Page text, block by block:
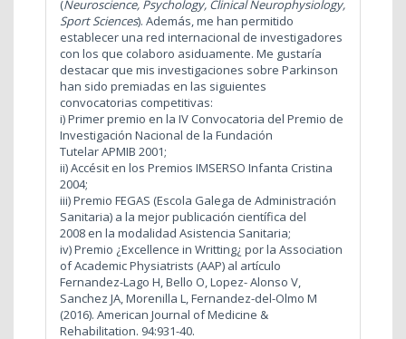
(Neuroscience, Psychology, Clinical Neurophysiology,
Sport Sciences). Además, me han permitido
establecer una red internacional de investigadores
con los que colaboro asiduamente. Me gustaría
destacar que mis investigaciones sobre Parkinson
han sido premiadas en las siguientes
convocatorias competitivas:
i) Primer premio en la IV Convocatoria del Premio de
Investigación Nacional de la Fundación
Tutelar APMIB 2001;
ii) Accésit en los Premios IMSERSO Infanta Cristina
2004;
iii) Premio FEGAS (Escola Galega de Administración
Sanitaria) a la mejor publicación científica del
2008 en la modalidad Asistencia Sanitaria;
iv) Premio ¿Excellence in Writting¿ por la Association
of Academic Physiatrists (AAP) al artículo
Fernandez-Lago H, Bello O, Lopez- Alonso V,
Sanchez JA, Morenilla L, Fernandez-del-Olmo M
(2016). American Journal of Medicine &
Rehabilitation. 94:931-40.